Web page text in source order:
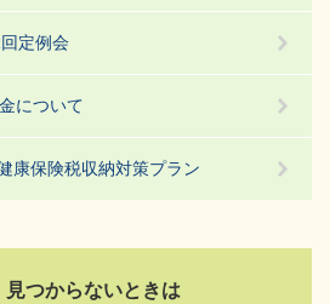
定例会
について
康保険税収納対策プラン
見つからないときは